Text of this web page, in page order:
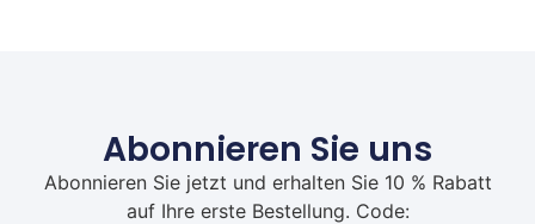
Abonnieren Sie uns
Abonnieren Sie jetzt und erhalten Sie 10 % Rabatt
auf Ihre erste Bestellung. Code: